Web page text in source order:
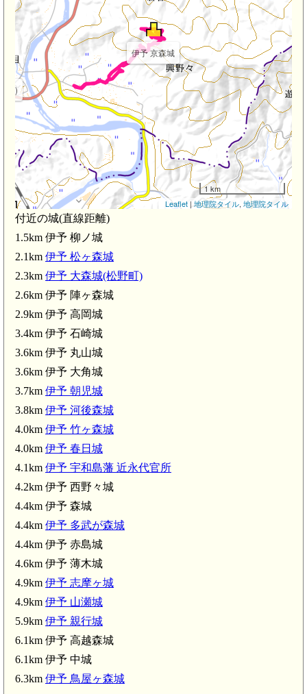
松丸駅(3.4km)
伊予 京森城
伊予 大森城(松野町)(2.3km)
森城(2.6km)
伊予 河後森城(3.8km)
伊予 志摩ヶ城(4.9km)
伊予 山瀬城(4.9km)
1 km
Leaflet | 地理院タイル, 地理院タイル
付近の城(直線距離)
1.5km 伊予 柳ノ城
2.1km 伊予 松ヶ森城
2.3km 伊予 大森城(松野町)
2.6km 伊予 陣ヶ森城
2.9km 伊予 高岡城
3.4km 伊予 石崎城
3.6km 伊予 丸山城
3.6km 伊予 大角城
3.7km 伊予 朝児城
3.8km 伊予 河後森城
4.0km 伊予 竹ヶ森城
4.0km 伊予 春日城
4.1km 伊予 宇和島藩 近永代官所
4.2km 伊予 西野々城
4.4km 伊予 森城
4.4km 伊予 多武が森城
4.4km 伊予 赤島城
4.6km 伊予 薄木城
4.9km 伊予 志摩ヶ城
4.9km 伊予 山瀬城
5.9km 伊予 親行城
6.1km 伊予 高越森城
6.1km 伊予 中城
6.3km 伊予 鳥屋ヶ森城